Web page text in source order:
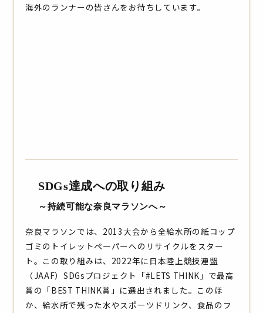
海外のランナーの皆さんをお待ちしています。
SDGs達成への取り組み
～持続可能な奈良マラソンへ～
奈良マラソンでは、2013大会から全給水所の紙コップ
ゴミのトイレットペーパーへのリサイクルをスター
ト。この取り組みは、2022年に日本陸上競技連盟
（JAAF）SDGsプロジェクト「#LETS THINK」で最高
賞の「BEST THINK賞」に選出されました。このほ
か、給水所で残った水やスポーツドリンク、食品のフ